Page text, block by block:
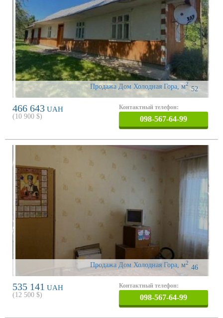
Продажа Дом Холодная Гора 52
м2
466 643 UAH
(10 900 $)
Контактный телефон:
098-567-64-99
Продажа Дом Холодная Гора, 46
м2
535 141 UAH
(12 500 $)
Контактный телефон:
098-567-64-99